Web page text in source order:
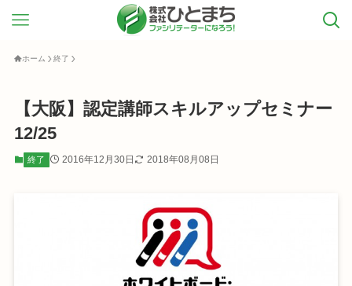
ホーム 終了
【大阪】認定講師スキルアップセミナー
12/25
終了 2016年12月30日 2018年08月08日